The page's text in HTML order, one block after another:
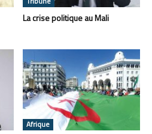
La crise politique au Mali
Afrique